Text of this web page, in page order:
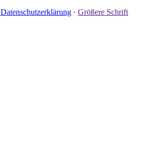
Datenschutzerklärung · Größere Schrift